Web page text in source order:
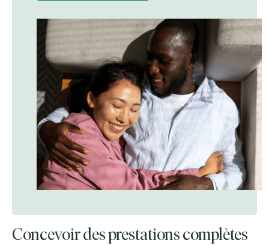
Concevoir des prestations complètes